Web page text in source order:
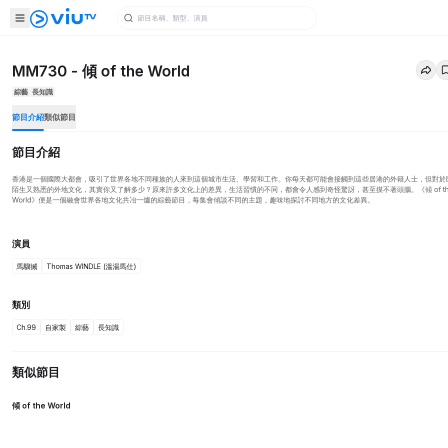
MM730 - 傾 of the World
綜藝 長知識
節目介紹類似節目
節目介紹
香港是一個國際大都會，吸引了世界各地不同種族的人來到這個城市生活、學習和工作。你每天都可能會接觸到這些居港的外籍人士，但對於
陌生又熟悉的外地文化，其實你又了解多少？原來許多文化上的差異，生活習慣的不同，都會令人感到奇怪驚訝，甚至摸不著頭腦。《傾 of
World》便是一個融會世界各地文化共冶一爐的綜藝節目，每集會傾談不同的主題，趣味地探討不同地方的文化差異。
演員
馬騮搣 Thomas WINDLE (溫湯馬仕)
類別
Ch.99 自家製 綜藝 長知識
類似節目
傾 of the World